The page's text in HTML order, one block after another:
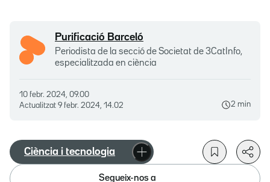
Purificació Barceló
Periodista de la secció de Societat de 3CatInfo,
especialitzada en ciència
10 febr. 2024, 09.00
Actualitzat 9 febr. 2024, 14.02 2 min
Ciència i tecnologia
Segueix-nos a